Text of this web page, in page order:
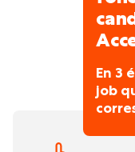
importantes
En 3
job